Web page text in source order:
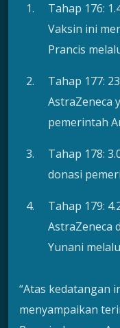
Tahap 176:
Vaksin ini
Prancis
Tahap 177:
AstraZeneca
pemerintah
Tahap 178:
donasi
Tahap 179:
AstraZeneca
Yunani
“Atas kedatangan
menyampaikan